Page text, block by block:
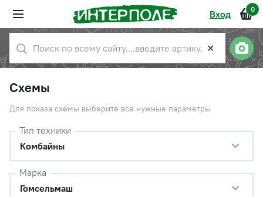
Вход 0
✕
Схемы
Для показа схемы выберите все нужные параметры
Тип техники
Комбайны
Марка
Гомсельмаш